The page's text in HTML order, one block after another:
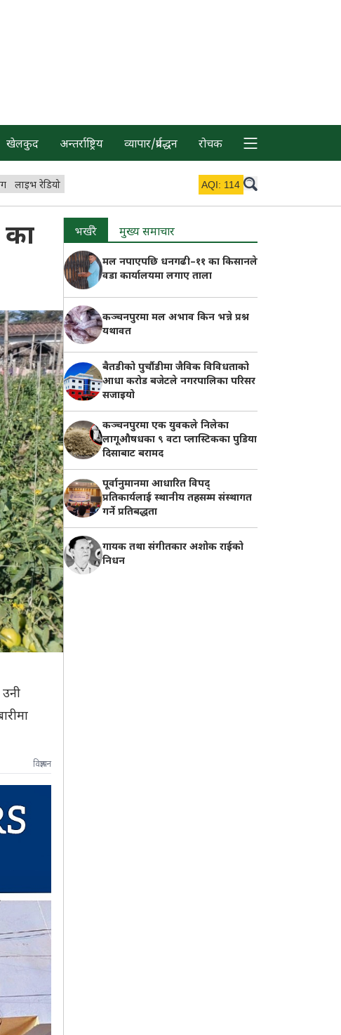
खेलकुद अन्तर्राष्ट्रिय व्यापार/प्रर्वद्धन रोचक
लाइभ रेडियो AQI: 114
का
विज्ञापन
भर्खरै मुख्य समाचार
मल नपाएपछि धनगढी–११ का किसानले
वडा कार्यालयमा लगाए ताला
कञ्चनपुरमा मल अभाव किन भन्ने प्रश्न
यथावत
बैतडीको पुर्चौडीमा जैविक विविधताको
आधा करोड बजेटले नगरपालिका परिसर
सजाइयो
कञ्चनपुरमा एक युवकले निलेका
लागूऔषधका ९ वटा प्लास्टिकका पुडिया
दिसाबाट बरामद
पूर्वानुमानमा आधारित विपद्
प्रतिकार्यलाई स्थानीय तहसम्म संस्थागत
गर्ने प्रतिबद्धता
गायक तथा संगीतकार अशोक राईको
निधन